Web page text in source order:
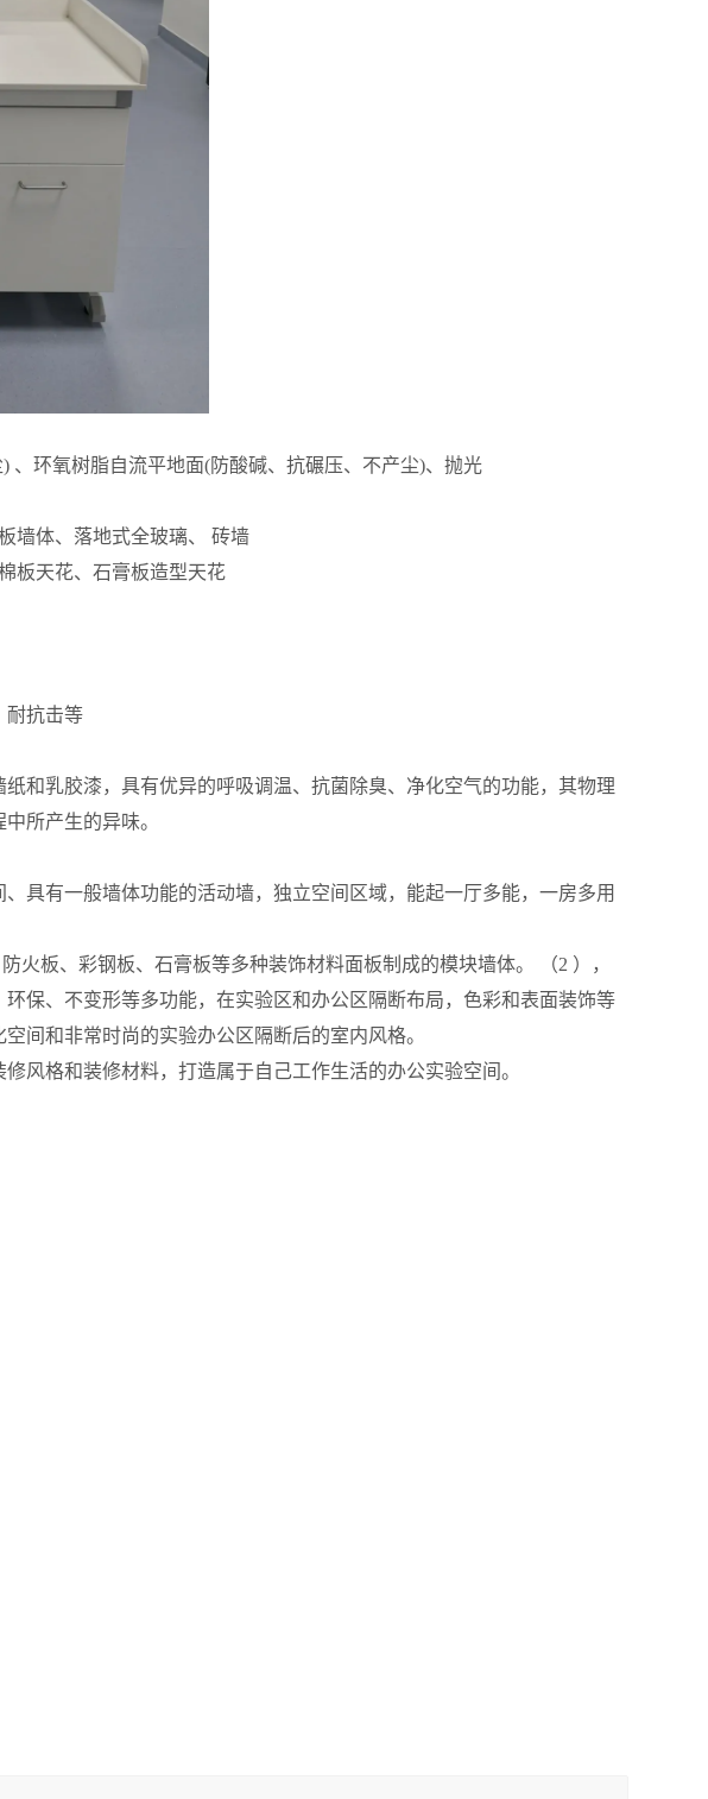
、环氧树脂自流平地面(防酸碱、抗碾压、不产尘)、抛光
墙体、落地式全玻璃、 砖墙
板天花、石膏板造型天花
抗击等
和乳胶漆，具有优异的呼吸调温、抗菌除臭、净化空气的功能，其物理
所产生的异味。
有一般墙体功能的活动墙，独立空间区域，能起一厅多能， 一房多用
板、彩钢板、石膏板等多种装饰材料面板制成的模块墙体。 （2 ），
保、不变形等多功能，在实验区和办公区隔断布局，色彩和表面装饰等
间和非常时尚的实验办公区隔断后的室内风格。
风格和装修材料，打造属于自己工作生活的办公实验空间。